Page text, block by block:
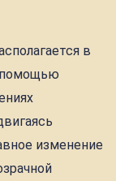
в
помощью
изменение